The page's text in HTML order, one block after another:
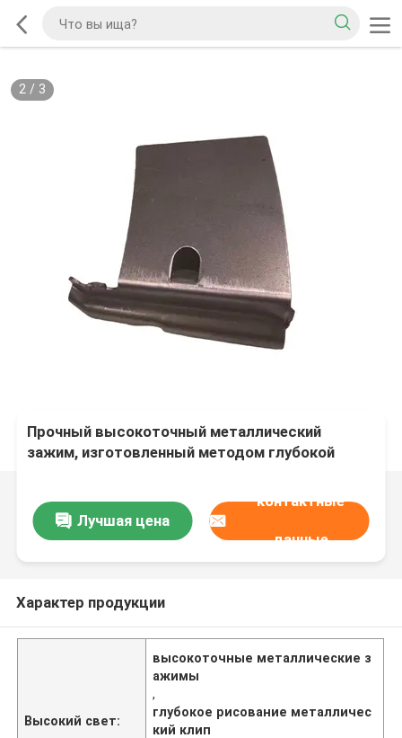
2/ 3
Прочный высокоточный металлический
зажим, изготовленный методом глубокой
Лучшая цена
контактные
данные
Характер продукции
Высокий свет:
высокоточные металлические з
ажимы
,
глубокое рисование металличес
кий клип